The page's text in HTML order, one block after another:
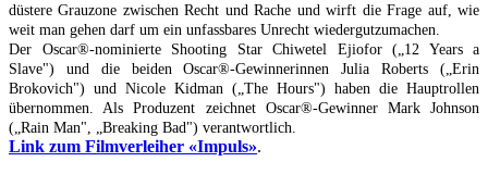
düstere Grauzone zwischen Recht und Rache und wirft die Frage auf, wie
weit man gehen darf um ein unfassbares Unrecht wiedergutzumachen.
Der Oscar®-nominierte Shooting Star Chiwetel Ejiofor („12 Years a
Slave") und die beiden Oscar®-Gewinnerinnen Julia Roberts („Erin
Brokovich") und Nicole Kidman („The Hours") haben die Hauptrollen
übernommen. Als Produzent zeichnet Oscar®-Gewinner Mark Johnson
(„Rain Man", „Breaking Bad") verantwortlich.
Link zum Filmverleiher «Impuls».